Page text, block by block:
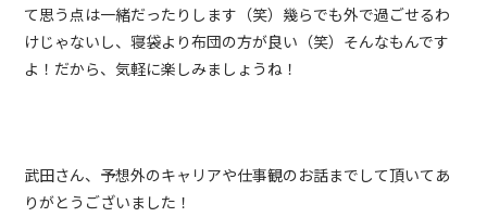
て思う点は一緒だったりします（笑）幾らでも外で過ごせるわ
けじゃないし、寝袋より布団の方が良い（笑）そんなもんです
よ！だから、気軽に楽しみましょうね！
武田さん、予想外のキャリアや仕事観のお話までして頂いてあ
りがとうございました！